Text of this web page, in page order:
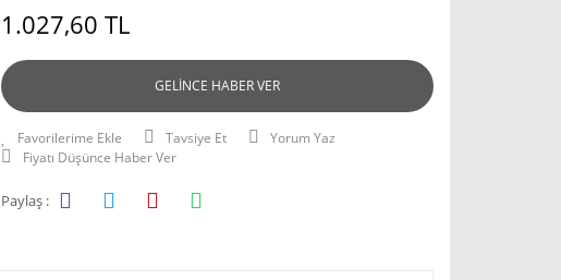
1.027,60 TL
GELİNCE HABER VER
Tavsiye Et
Yorum Yaz
Fiyatı Düşünce Haber Ver
Paylaş :